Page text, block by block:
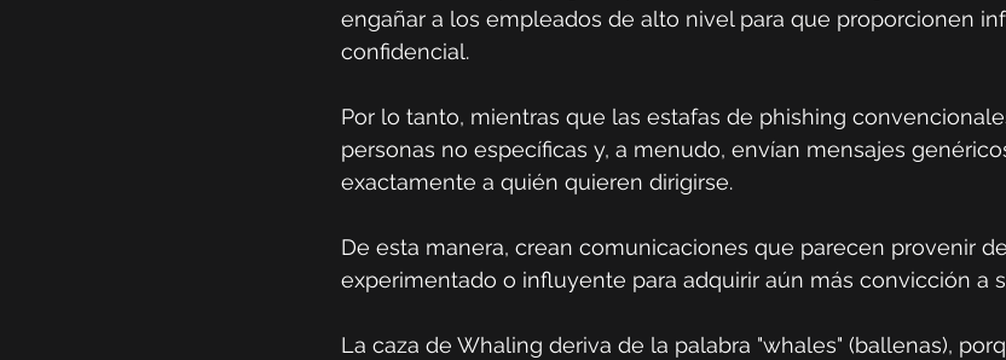
engañar a los empleados de alto nivel para que proporcionen
confidencial.
Por lo tanto, mientras que las estafas de phishing
personas no específicas y, a menudo, envían mensajes
exactamente a quién quieren dirigirse.
De esta manera, crean comunicaciones que parecen provenir
experimentado o influyente para adquirir aún más convicción a
La caza de Whaling deriva de la palabra "whales" (ballenas),